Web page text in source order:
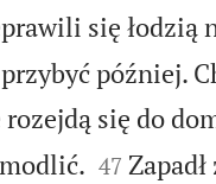
się łodzią
później.
się do

47